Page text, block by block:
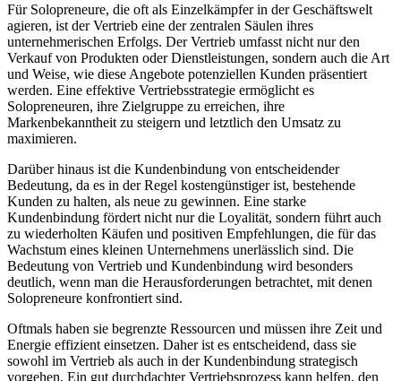
Für Solopreneure, die oft als Einzelkämpfer in der Geschäftswelt
agieren, ist der Vertrieb eine der zentralen Säulen ihres
unternehmerischen Erfolgs. Der Vertrieb umfasst nicht nur den
Verkauf von Produkten oder Dienstleistungen, sondern auch die Art
und Weise, wie diese Angebote potenziellen Kunden präsentiert
werden. Eine effektive Vertriebsstrategie ermöglicht es
Solopreneuren, ihre Zielgruppe zu erreichen, ihre
Markenbekanntheit zu steigern und letztlich den Umsatz zu
maximieren.
Darüber hinaus ist die Kundenbindung von entscheidender
Bedeutung, da es in der Regel kostengünstiger ist, bestehende
Kunden zu halten, als neue zu gewinnen. Eine starke
Kundenbindung fördert nicht nur die Loyalität, sondern führt auch
zu wiederholten Käufen und positiven Empfehlungen, die für das
Wachstum eines kleinen Unternehmens unerlässlich sind. Die
Bedeutung von Vertrieb und Kundenbindung wird besonders
deutlich, wenn man die Herausforderungen betrachtet, mit denen
Solopreneure konfrontiert sind.
Oftmals haben sie begrenzte Ressourcen und müssen ihre Zeit und
Energie effizient einsetzen. Daher ist es entscheidend, dass sie
sowohl im Vertrieb als auch in der Kundenbindung strategisch
vorgehen. Ein gut durchdachter Vertriebsprozess kann helfen, den